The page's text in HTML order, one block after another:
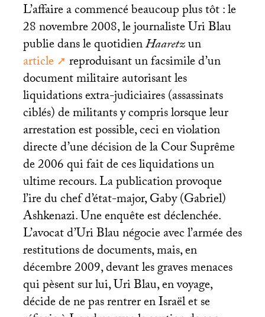
L’affaire a commencé beaucoup plus tôt : le
28 novembre 2008, le journaliste Uri Blau
publie dans le quotidienHaaretzun
article
reproduisant un facsimile d’un
document militaire autorisant les
liquidations extra-judiciaires (assassinats
ciblés) de militants y compris lorsque leur
arrestation est possible, ceci en violation
directe d’une décision de la Cour Suprême
de 2006 qui fait de ces liquidations un
ultime recours. La publication provoque
l’ire du chef d’état-major, Gaby (Gabriel)
Ashkenazi. Une enquête est déclenchée.
L’avocat d’Uri Blau négocie avec l’armée des
restitutions de documents, mais, en
décembre 2009, devant les graves menaces
qui pèsent sur lui, Uri Blau, en voyage,
décide de ne pas rentrer en Israël et se